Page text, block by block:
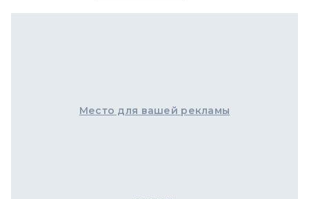
Место для вашей рекламы